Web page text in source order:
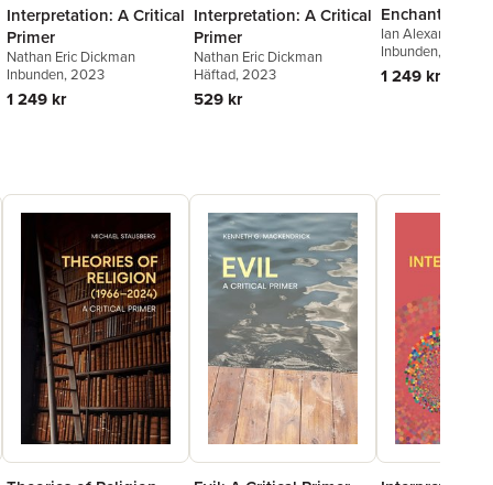
Interpretation: A Critical
Primer
Nathan Eric Dickman
Inbunden, 2023
1 249 kr
Interpretation: A Critical
Primer
Nathan Eric Dickman
Häftad, 2023
529 kr
Enchantment
Ian Alexander
Inbunden, 2024
1 249 kr